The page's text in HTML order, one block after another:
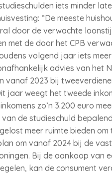
iets minder
“De meeste
door de verwachte
met de door het CPB
volgend jaar iets
advies van het
vanaf 2023 bij
jaar weegt het tweede
zo’n 3.200 euro
de studieschuld
meer ruimte bieden om
om vanaf 2024 bij de
Bij de aankoop van
kan de consument